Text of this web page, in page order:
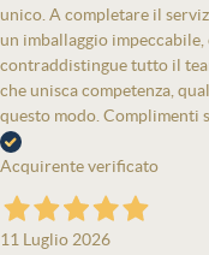
unico. A completare il
un imballaggio
contraddistingue tutto il
che unisca competenza,
questo modo. Complimenti
Acquirente verificato
11 Luglio 2026